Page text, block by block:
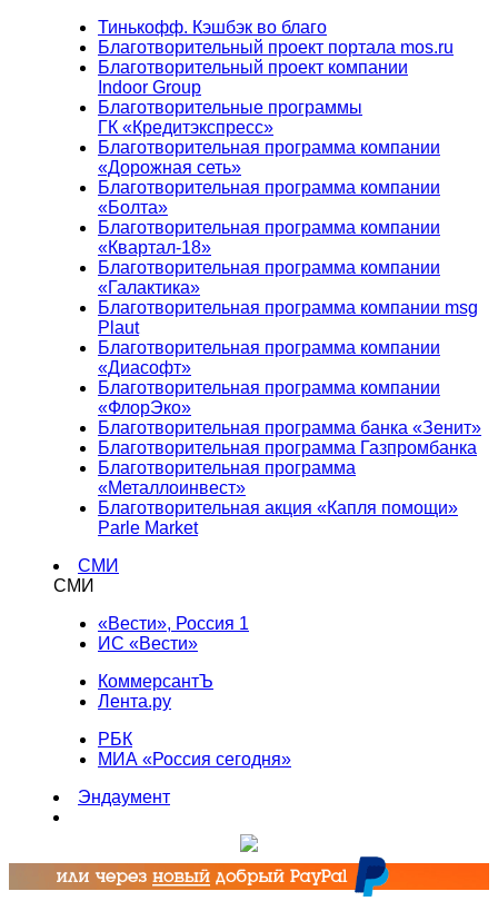
Тинькофф. Кэшбэк во благо
Благотворительный проект портала mos.ru
Благотворительный проект компании
Indoor Group
Благотворительные программы
ГК «Кредитэкспресс»
Благотворительная программа компании
«Дорожная сеть»
Благотворительная программа компании
«Болта»
Благотворительная программа компании
«Квартал-18»
Благотворительная программа компании
«Галактика»
Благотворительная программа компании msg
Plaut
Благотворительная программа компании
«Диасофт»
Благотворительная программа компании
«ФлорЭко»
Благотворительная программа банка «Зенит»
Благотворительная программа Газпромбанка
Благотворительная программа
«Металлоинвест»
Благотворительная акция «Капля помощи»
Parle Market
СМИ
СМИ
«Вести», Россия 1
ИС «Вести»
КоммерсантЪ
Лента.ру
РБК
МИА «Россия сегодня»
Эндаумент